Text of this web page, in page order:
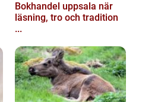
Bokhandel uppsala när
läsning, tro och tradition
...